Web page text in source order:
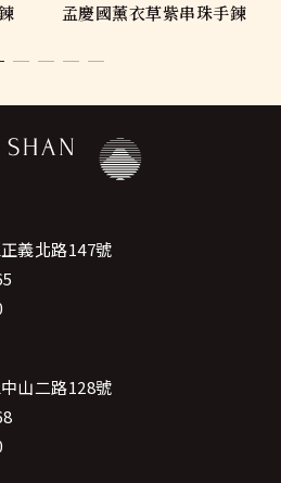
孟慶國薰衣草紫串珠手鍊
義北路147號
山二路128號